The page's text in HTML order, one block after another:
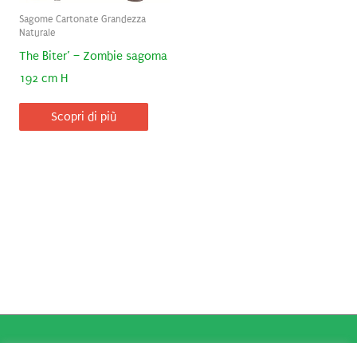
Sagome Cartonate Grandezza
Naturale
The Biter’ – Zombie sagoma
192 cm H
Scopri di più